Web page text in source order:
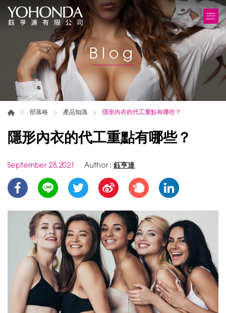
Blog
部落格 產品知識 隱形內衣的代工重點有哪些？
隱形內衣的代工重點有哪些？
September 28,2021 Author : 鈺亨達